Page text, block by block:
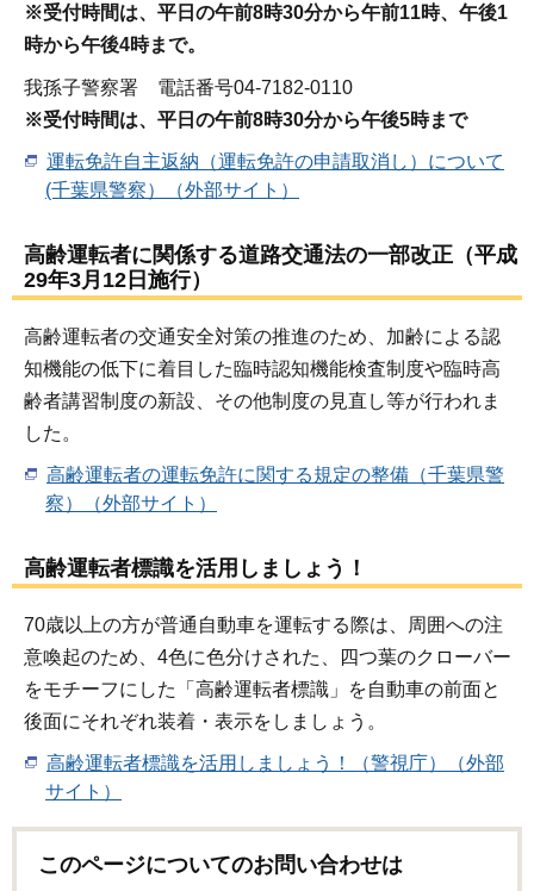
※受付時間は、平日の午前8時30分から午前11時、午後1
時から午後4時まで。
我孫子警察署 電話番号04-7182-0110
※受付時間は、平日の午前8時30分から午後5時まで
運転免許自主返納（運転免許の申請取消し）について
(千葉県警察）（外部サイト）
高齢運転者に関係する道路交通法の一部改正（平成
29年3月12日施行）
高齢運転者の交通安全対策の推進のため、加齢による認
知機能の低下に着目した臨時認知機能検査制度や臨時高
齢者講習制度の新設、その他制度の見直し等が行われま
した。
高齢運転者の運転免許に関する規定の整備（千葉県警
察）（外部サイト）
高齢運転者標識を活用しましょう！
70歳以上の方が普通自動車を運転する際は、周囲への注
意喚起のため、4色に色分けされた、四つ葉のクローバー
をモチーフにした「高齢運転者標識」を自動車の前面と
後面にそれぞれ装着・表示をしましょう。
高齢運転者標識を活用しましょう！（警視庁）（外部
サイト）
このページについてのお問い合わせは